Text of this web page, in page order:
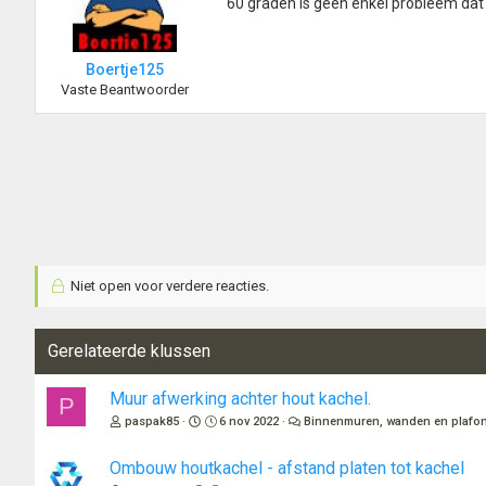
Boertje125
Vaste Beantwoorder
Niet open voor verdere reacties.
Gerelateerde klussen
P Muur afwerking achter hout kachel.
paspak85 6 nov 2022 Binnenmuren, wanden en
Ombouw houtkachel - afstand platen tot kachel